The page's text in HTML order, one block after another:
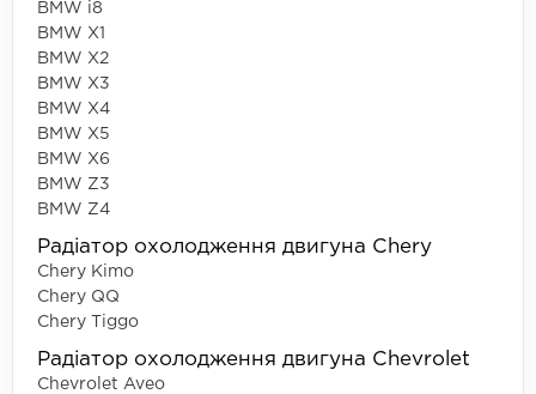
BMW i8
BMW X1
BMW X2
BMW X3
BMW X4
BMW X5
BMW X6
BMW Z3
BMW Z4
Радіатор охолодження двигуна Chery
Chery Kimo
Chery QQ
Chery Tiggo
Радіатор охолодження двигуна Chevrolet
Chevrolet Aveo